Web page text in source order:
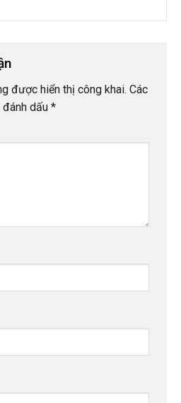
được hiển thị công khai. Các
dấu *